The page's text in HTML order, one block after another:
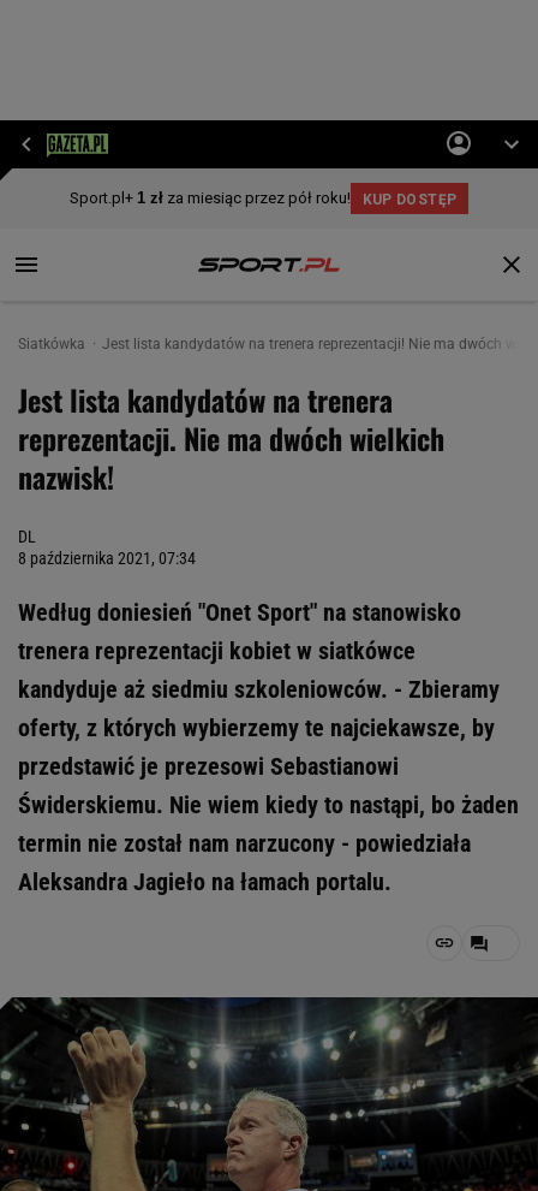
Siatkówka Jest lista kandydatów na trenera reprezentacji! Nie ma dwóch
Jest lista kandydatów na trenera
reprezentacji. Nie ma dwóch wielkich
nazwisk!
DL
8 października 2021, 07:34
Według doniesień "Onet Sport" na stanowisko
trenera reprezentacji kobiet w siatkówce
kandyduje aż siedmiu szkoleniowców. - Zbieramy
oferty, z których wybierzemy te najciekawsze, by
przedstawić je prezesowi Sebastianowi
Świderskiemu. Nie wiem kiedy to nastąpi, bo żaden
termin nie został nam narzucony - powiedziała
Aleksandra Jagieło na łamach portalu.